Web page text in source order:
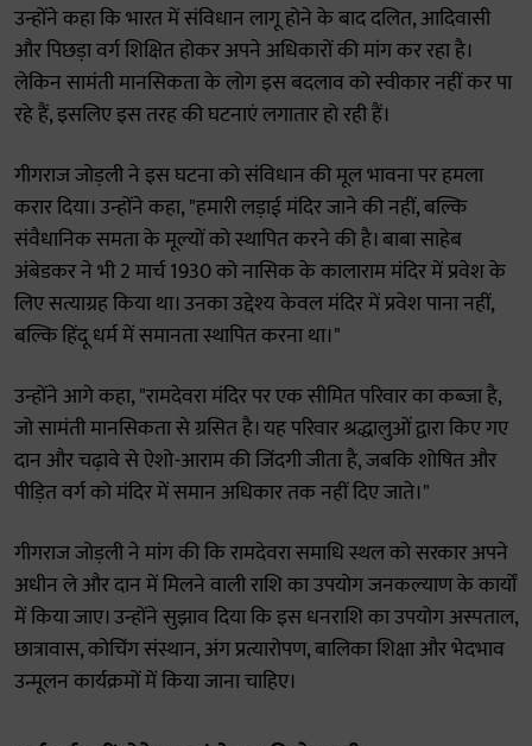
उन्होंने कहा कि भारत में संविधान लागू होने के बाद दलित, आदिवासी
और पिछड़ा वर्ग शिक्षित होकर अपने अधिकारों की मांग कर रहा है।
लेकिन सामंती मानसिकता के लोग इस बदलाव को स्वीकार नहीं कर पा
रहे हैं, इसलिए इस तरह की घटनाएं लगातार हो रही हैं।
गीगराज जोड़ली ने इस घटना को संविधान की मूल भावना पर हमला
करार दिया। उन्होंने कहा, "हमारी लड़ाई मंदिर जाने की नहीं, बल्कि
संवैधानिक समता के मूल्यों को स्थापित करने की है। बाबा साहेब
अंबेडकर ने भी 2 मार्च 1930 को नासिक के कालाराम मंदिर में प्रवेश के
लिए सत्याग्रह किया था। उनका उद्देश्य केवल मंदिर में प्रवेश पाना नहीं,
बल्कि हिंदू धर्म में समानता स्थापित करना था।"
उन्होंने आगे कहा, "रामदेवरा मंदिर पर एक सीमित परिवार का कब्जा है,
जो सामंती मानसिकता से ग्रसित है। यह परिवार श्रद्धालुओं द्वारा किए गए
दान और चढ़ावे से ऐशो-आराम की जिंदगी जीता है, जबकि शोषित और
पीड़ित वर्ग को मंदिर में समान अधिकार तक नहीं दिए जाते।"
गीगराज जोड़ली ने मांग की कि रामदेवरा समाधि स्थल को सरकार अपने
अधीन ले और दान में मिलने वाली राशि का उपयोग जनकल्याण के कार्यों
में किया जाए। उन्होंने सुझाव दिया कि इस धनराशि का उपयोग अस्पताल,
छात्रावास, कोचिंग संस्थान, अंग प्रत्यारोपण, बालिका शिक्षा और भेदभाव
उन्मूलन कार्यक्रमों में किया जाना चाहिए।